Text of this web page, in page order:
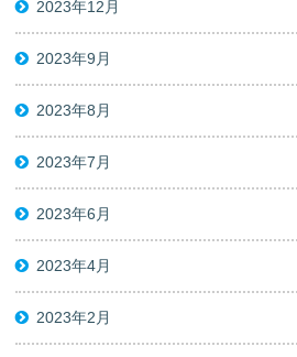
2023年12月
2023年9月
2023年8月
2023年7月
2023年6月
2023年4月
2023年2月